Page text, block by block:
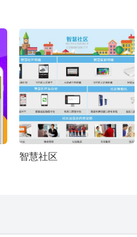
智慧社区